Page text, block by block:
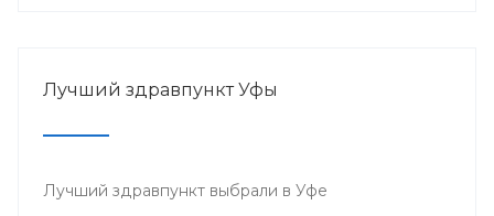
Лучший здравпункт Уфы
Лучший здравпункт выбрали в Уфе